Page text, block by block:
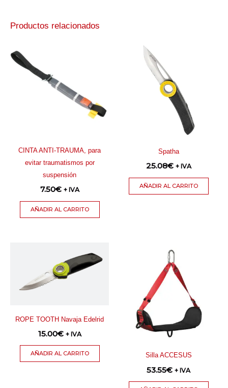
Productos relacionados
CINTA ANTI-TRAUMA, para
evitar traumatismos por
suspensión
7.50€ + IVA
AÑADIR AL CARRITO
Spatha
25.08€ + IVA
AÑADIR AL CARRITO
ROPE TOOTH Navaja Edelrid
15.00€ + IVA
AÑADIR AL CARRITO Silla ACCESUS
53.55€ + IVA